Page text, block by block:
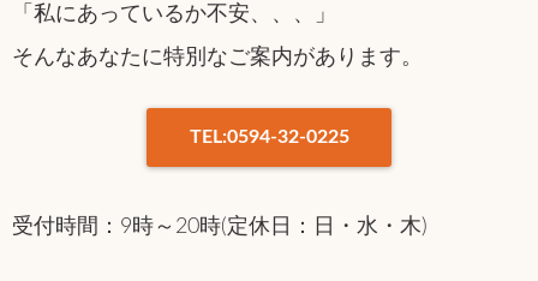
「私にあっているか不安、、、」
そんなあなたに特別なご案内があります。
TEL:0594-32-0225
受付時間：9時～20時(定休日：日・水・木)